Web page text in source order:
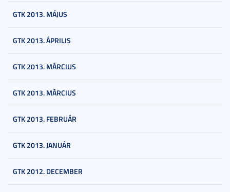
GTK 2013. MÁJUS
GTK 2013. ÁPRILIS
GTK 2013. MÁRCIUS
GTK 2013. MÁRCIUS
GTK 2013. FEBRUÁR
GTK 2013. JANUÁR
GTK 2012. DECEMBER